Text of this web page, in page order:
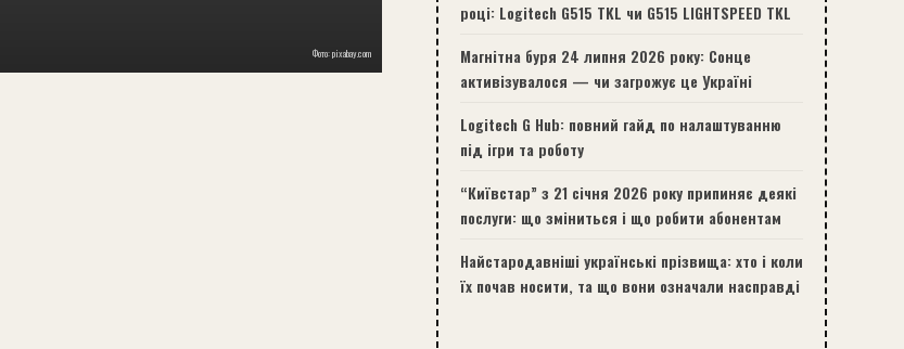
Фото: pixabay.com
році: Logitech G515 TKL чи G515 LIGHTSPEED TKL
Магнітна буря 24 липня 2026 року: Сонце
активізувалося — чи загрожує це Україні
Logitech G Hub: повний гайд по налаштуванню
під ігри та роботу
“Київстар” з 21 січня 2026 року припиняє деякі
послуги: що зміниться і що робити абонентам
Найстародавніші українські прізвища: хто і коли
їх почав носити, та що вони означали насправді